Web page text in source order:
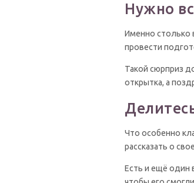
Нужно
Именно столько
провести
Такой сюрприз
открытка, а
Что особенно
рассказать о
Есть и ещё один